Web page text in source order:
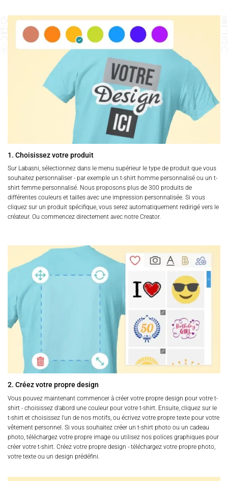
1. Choisissez votre produit
Sur Labasni, sélectionnez dans le menu supérieur le type de produit que vous
souhaitez personnaliser - par exemple un t-shirt homme personnalisé ou un t-
shirt femme personnalisé. Nous proposons plus de 300 produits de
différentes couleurs et tailles avec une impression personnalisée. Si vous
cliquez sur un produit spécifique, vous serez automatiquement redirigé vers le
créateur. Ou commencez directement avec notre Creator.
2. Créez votre propre design
Vous pouvez maintenant commencer à créer votre propre design pour votre t-
shirt - choisissez d'abord une couleur pour votre t-shirt. Ensuite, cliquez sur le
t-shirt et choisissez l'un de nos motifs, ou écrivez votre propre texte pour votre
vêtement personnel. Si vous souhaitez créer un t-shirt photo ou un cadeau
photo, téléchargez votre propre image ou utilisez nos polices graphiques pour
créer votre t-shirt. Créez votre propre design - téléchargez votre propre photo,
votre texte ou un design prédéfini.